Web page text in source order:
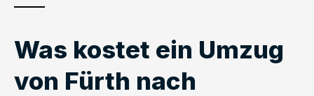
Was kostet ein Umzug
von Fürth nach